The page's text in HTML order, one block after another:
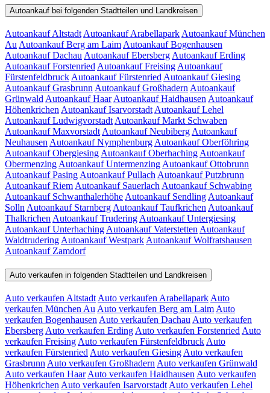
Autoankauf bei folgenden Stadtteilen und Landkreisen
Autoankauf Altstadt Autoankauf Arabellapark Autoankauf München
Au Autoankauf Berg am Laim Autoankauf Bogenhausen
Autoankauf Dachau Autoankauf Ebersberg Autoankauf Erding
Autoankauf Forstenried Autoankauf Freising Autoankauf
Fürstenfeldbruck Autoankauf Fürstenried Autoankauf Giesing
Autoankauf Grasbrunn Autoankauf Großhadern Autoankauf
Grünwald Autoankauf Haar Autoankauf Haidhausen Autoankauf
Höhenkrichen Autoankauf Isarvorstadt Autoankauf Lehel
Autoankauf Ludwigvorstadt Autoankauf Markt Schwaben
Autoankauf Maxvorstadt Autoankauf Neubiberg Autoankauf
Neuhausen Autoankauf Nymphenburg Autoankauf Oberföhring
Autoankauf Obergiesing Autoankauf Oberhaching Autoankauf
Obermenzing Autoankauf Untermenzing Autoankauf Ottobrunn
Autoankauf Pasing Autoankauf Pullach Autoankauf Putzbrunn
Autoankauf Riem Autoankauf Sauerlach Autoankauf Schwabing
Autoankauf Schwanthalerhöhe Autoankauf Sendling Autoankauf
Solln Autoankauf Starnberg Autoankauf Taufkrichen Autoankauf
Thalkrichen Autoankauf Trudering Autoankauf Untergiesing
Autoankauf Unterhaching Autoankauf Vaterstetten Autoankauf
Waldtrudering Autoankauf Westpark Autoankauf Wolfratshausen
Autoankauf Zamdorf
Auto verkaufen in folgenden Stadtteilen und Landkreisen
Auto verkaufen Altstadt Auto verkaufen Arabellapark Auto
verkaufen München Au Auto verkaufen Berg am Laim Auto
verkaufen Bogenhausen Auto verkaufen Dachau Auto verkaufen
Ebersberg Auto verkaufen Erding Auto verkaufen Forstenried Auto
verkaufen Freising Auto verkaufen Fürstenfeldbruck Auto
verkaufen Fürstenried Auto verkaufen Giesing Auto verkaufen
Grasbrunn Auto verkaufen Großhadern Auto verkaufen Grünwald
Auto verkaufen Haar Auto verkaufen Haidhausen Auto verkaufen
Höhenkrichen Auto verkaufen Isarvorstadt Auto verkaufen Lehel